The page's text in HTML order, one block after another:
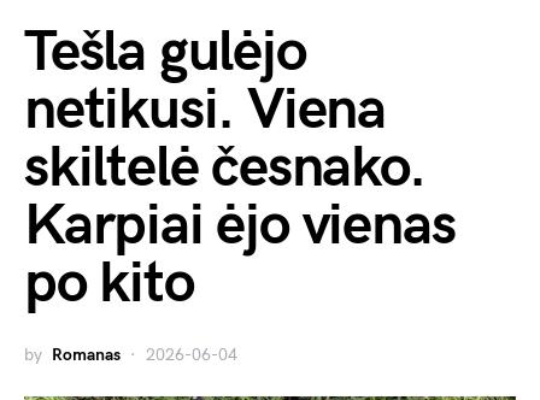
Tešla gulėjo
netikusi. Viena
skiltelė česnako.
Karpiai ėjo vienas
po kito
by Romanas 2026-06-04